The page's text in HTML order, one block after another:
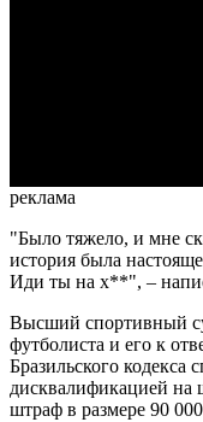
реклама
"Было тяжело, и мне
история была
Иди ты на х**", –
Высший спортивный
футболиста и его к
Бразильского кодекса
дисквалификацией на
штраф в размере 90